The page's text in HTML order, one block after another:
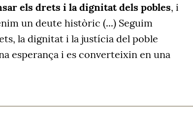
els drets i la dignitat dels pobles, i
un deute històric (...) Seguim
la dignitat i la justícia del poble
esperança i es converteixin en una